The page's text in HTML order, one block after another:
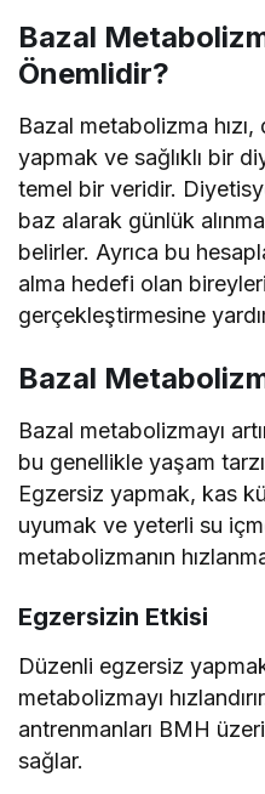
Bazal
Önemlidir?
Bazal metabolizma
yapmak ve sağlıklı bir
temel bir veridir.
baz alarak günlük
belirler. Ayrıca bu
alma hedefi olan
gerçekleştirmesine
Bazal
Bazal metabolizmayı
bu genellikle yaşam
Egzersiz yapmak, kas
uyumak ve yeterli su
metabolizmanın
Egzersizin Etkisi
Düzenli egzersiz
metabolizmayı
antrenmanları BMH
sağlar.